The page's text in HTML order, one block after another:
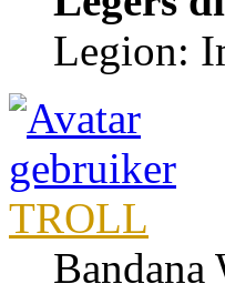
Legion:
TROLL
Bandana